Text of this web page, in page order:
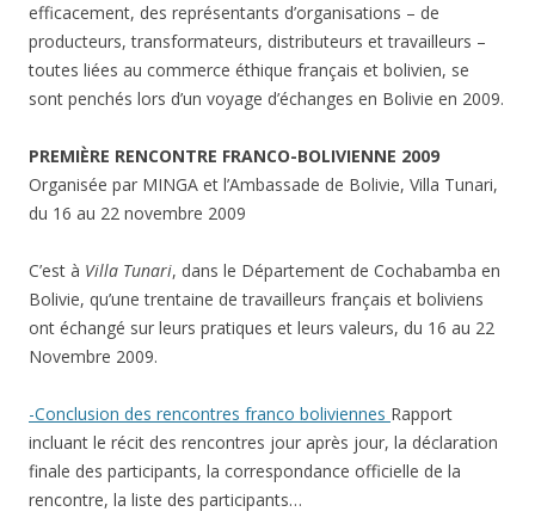
efficacement, des représentants d’organisations – de
producteurs, transformateurs, distributeurs et travailleurs –
toutes liées au commerce éthique français et bolivien, se
sont penchés lors d’un voyage d’échanges en Bolivie en 2009.
PREMIÈRE RENCONTRE FRANCO-BOLIVIENNE 2009
Organisée par MINGA et l’Ambassade de Bolivie, Villa Tunari,
du 16 au 22 novembre 2009
C’est à Villa Tunari, dans le Département de Cochabamba en
Bolivie, qu’une trentaine de travailleurs français et boliviens
ont échangé sur leurs pratiques et leurs valeurs, du 16 au 22
Novembre 2009.
-Conclusion des rencontres franco boliviennes Rapport
incluant le récit des rencontres jour après jour, la déclaration
finale des participants, la correspondance officielle de la
rencontre, la liste des participants…